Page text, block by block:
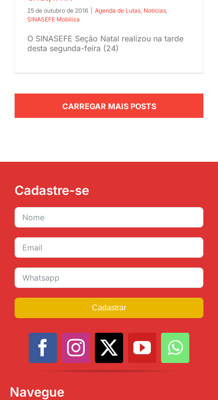
JURÍDICO
CLUBE
25 de outubro de 2016 Agenda de Lutas Noticias
SINASEFE Mobiliza
O SINASEFE Seção Natal realizou na tarde
desta segunda-feira (24)
CARREGAR MAIS POSTS
Cadastre-se
Cadastrar
Navegue